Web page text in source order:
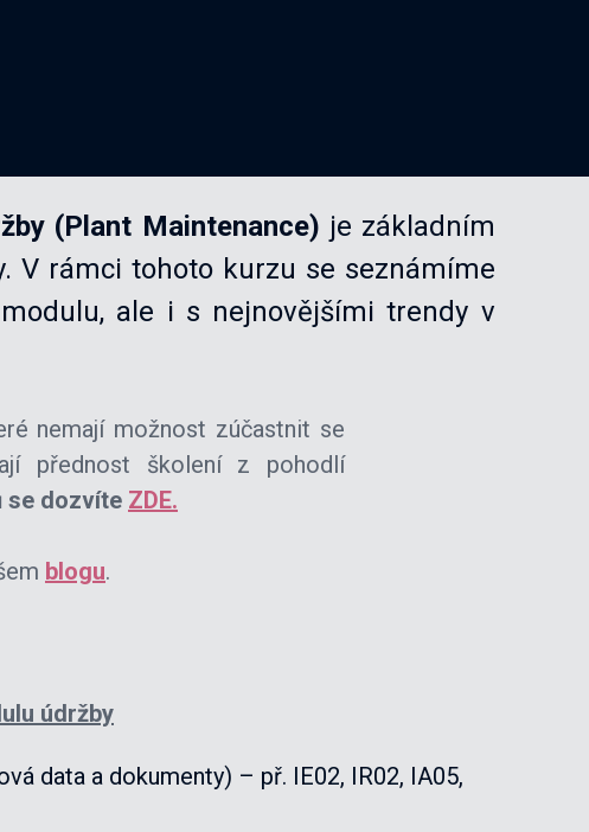
(Plant Maintenance) je základním
V rámci tohoto kurzu se seznámíme
ale i s nejnovějšími trendy v
nemají možnost zúčastnit se
přednost školení z pohodlí
se dozvíte ZDE.
blogu.
údržby
data a dokumenty) – př. IE02, IR02, IA05,